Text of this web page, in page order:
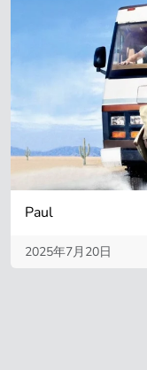
Paul
2025年7月20日